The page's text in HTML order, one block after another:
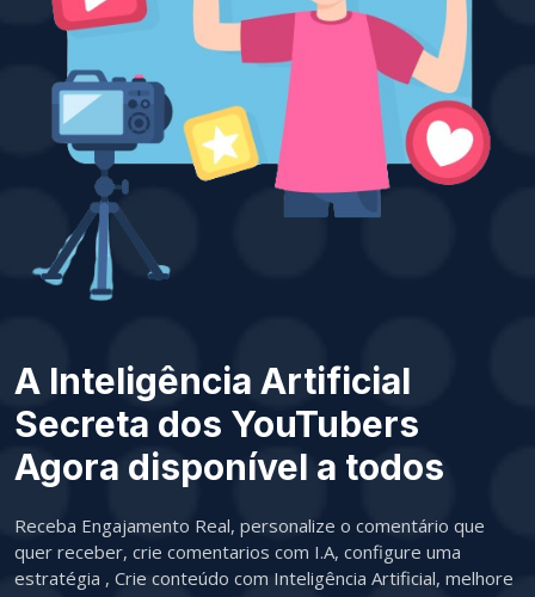
A Inteligência Artificial
Secreta dos YouTubers
Agora disponível a todos
Receba Engajamento Real, personalize o comentário que
quer receber, crie comentarios com I.A, configure uma
estratégia , Crie conteúdo com Inteligência Artificial, melhore